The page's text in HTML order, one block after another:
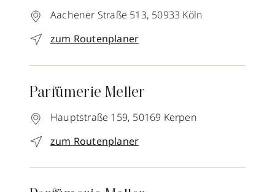
Aachener Straße 513, 50933 Köln
zum Routenplaner
Parfümerie Meller
Hauptstraße 159, 50169 Kerpen
zum Routenplaner